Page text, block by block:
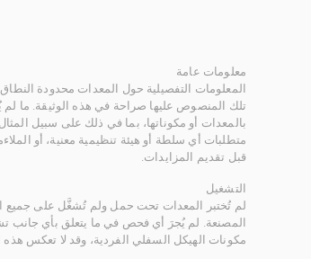
معلومات عامة
المعلومات التفصيلية حول المعدات محدودة
تلك المنصوص عليها صراحة في هذه الوثيقة. ما
بالمعدات أو مكوناتها، بما في ذلك على سبيل
متطلبات أي سلطة أو هيئة تنظيمية معنية، أو
قبل تقديم المزايدات.
التشغيل
لم تُختبر المعدات تحت حمل ولم تُشغَّل على جميع
المصنعة. لم يُجرَ أي فحص في ما يتعلق بأي جانب
مكونات الهيكل السفلي الفردية، وقد لا تعكس هذه